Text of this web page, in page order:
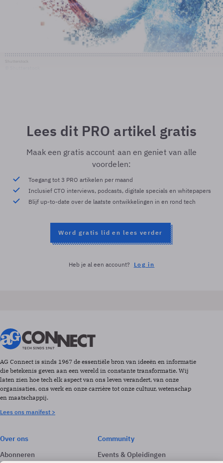
Lees dit PRO artikel gratis
Maak een gratis account aan en geniet van alle
voordelen:
Toegang tot 3 PRO artikelen per maand
Inclusief CTO interviews, podcasts, digitale specials en whitepapers
Blijf up-to-date over de laatste ontwikkelingen in en rond tech
Word gratis lid en lees verder
Heb je al een account? Log in
AG Connect is sinds 1967 de essentiële bron van ideeën en informatie
die betekenis geven aan een wereld in constante transformatie. Wij
laten zien hoe tech elk aspect van ons leven verandert, van onze
organisaties, ons werk en onze carrière tot onze cultuur, wetenschap
en maatschappij.
Lees ons manifest >
Over ons
Abonneren
Community
Events & Opleidingen